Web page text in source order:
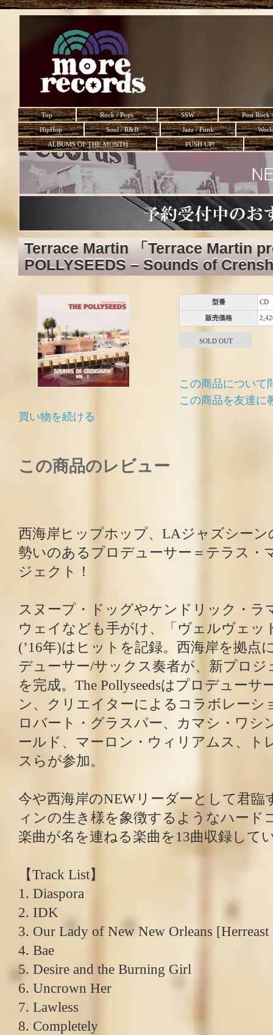
Top Rock / Pops SSW
Post Rock
HipHop
Soul / R&B Jazz / Funk
ALBUMS OF THE MONTH
PUSH UP!
Terrace Martin 「Terrace Martin
POLLYSEEDS – Sounds of
型番 CD
販売価格
SOLD OUT
この商品について
この商品を友達に
買い物を続ける
この商品のレビュー
西海岸ヒップホップ、LAジャズシーン
勢いのあるプロデューサー＝テラス・
ジェクト！
スヌープ・ドッグやケンドリック・ラ
ウェイなども手がけ、「ヴェルヴェッ
(’16年)はヒットを記録。西海岸を拠点
デューサー/サックス奏者が、新プロ
を完成。The Pollyseedsはプロデューサ
ン、クリエイターによるコラボレーシ
ロバート・グラスパー、カマシ・ワシ
ールド、マーロン・ウィリアムス、ト
スらが参加。
今や西海岸のNEWリーダーとして君臨
ィンの生き様を象徴するようなハード
楽曲が名を連ねる楽曲を13曲収録して
【Track List】
1. Diaspora
2. IDK
3. Our Lady of New New Orleans
4. Bae
5. Desire and the Burning Girl
6. Uncrown Her
7. Lawless
8. Completely